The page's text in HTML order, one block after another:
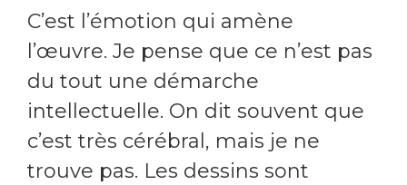
C’est l’émotion qui amène
l’œuvre. Je pense que ce n’est pas
du tout une démarche
intellectuelle. On dit souvent que
c’est très cérébral, mais je ne
trouve pas. Les dessins sont